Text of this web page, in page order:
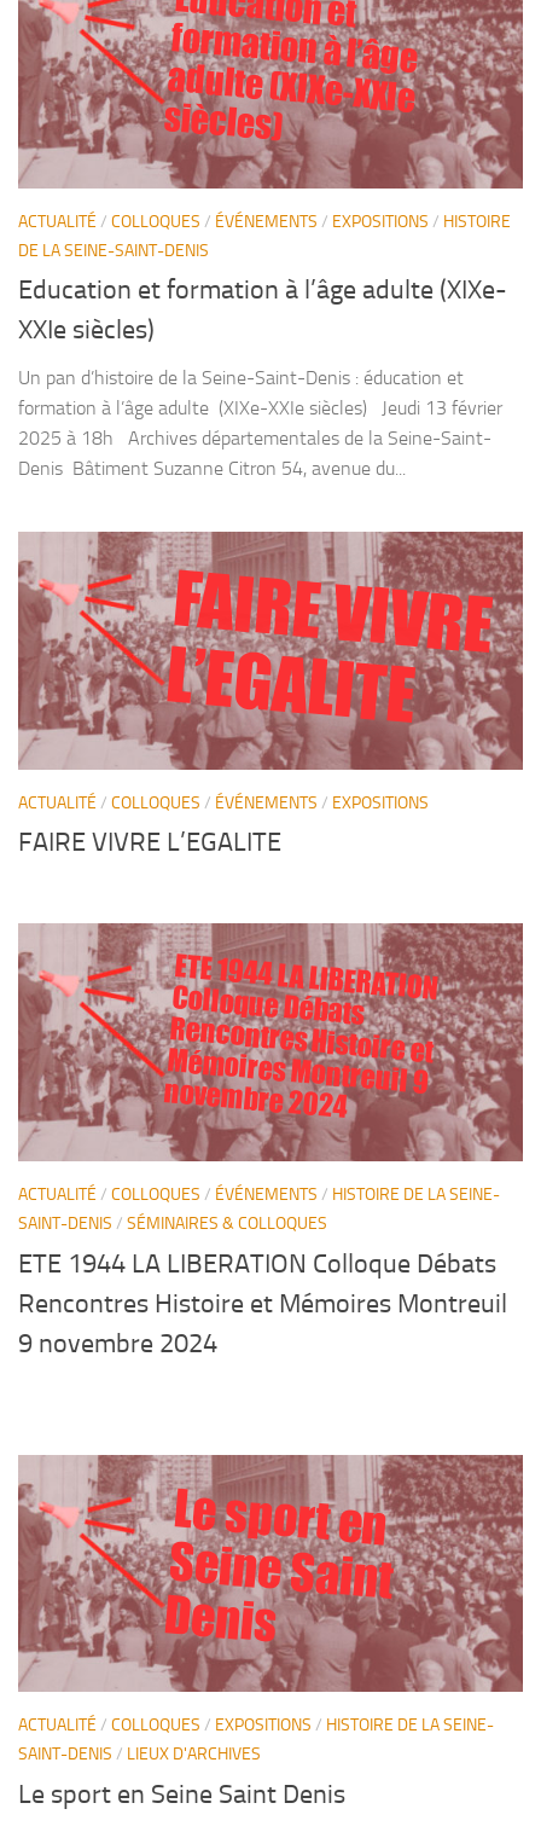
siècles)
ACTUALITÉ / COLLOQUES / ÉVÉNEMENTS / EXPOSITIONS / HISTOIRE
DE LA SEINE-SAINT-DENIS
Education et formation à l’âge adulte (XIXe-
XXIe siècles)
Un pan d’histoire de la Seine-Saint-Denis : éducation et
formation à l’âge adulte (XIXe-XXIe siècles) Jeudi 13 février
2025 à 18h Archives départementales de la Seine-Saint-
Denis Bâtiment Suzanne Citron 54, avenue du...
FA
IR
E
V
IV
R
E
L’E
G
A
LIT
E
ACTUALITÉ / COLLOQUES / ÉVÉNEMENTS / EXPOSITIONS
FAIRE VIVRE L’EGALITE
ETE 1944 LA LIBERATION
Colloque Débats
Rencontres Histoire et
Mémoires Montreuil 9
novembre 2024
ACTUALITÉ / COLLOQUES / ÉVÉNEMENTS / HISTOIRE DE LA SEINE-
SAINT-DENIS / SÉMINAIRES & COLLOQUES
ETE 1944 LA LIBERATION Colloque Débats
Rencontres Histoire et Mémoires Montreuil
9 novembre 2024
Le sport en
Seine Saint
Denis
ACTUALITÉ / COLLOQUES / EXPOSITIONS / HISTOIRE DE LA SEINE-
SAINT-DENIS / LIEUX D'ARCHIVES
Le sport en Seine Saint Denis